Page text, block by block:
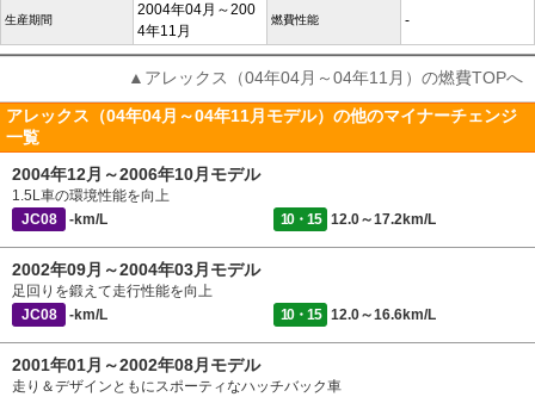
生産期間
2004年04月～200
4年11月
燃費性能 -
▲アレックス（04年04月～04年11月）の燃費TOPへ
アレックス（04年04月～04年11月モデル）の他のマイナーチェンジ
一覧
2004年12月～2006年10月モデル
1.5L車の環境性能を向上
JC08
-km/L 10・15 12.0～17.2km/L
2002年09月～2004年03月モデル
足回りを鍛えて走行性能を向上
JC08
-km/L 10・15 12.0～16.6km/L
2001年01月～2002年08月モデル
走り＆デザインともにスポーティなハッチバック車